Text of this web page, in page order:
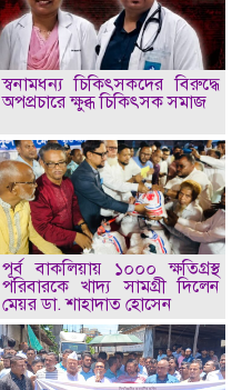
স্বনামধন্য চিকিৎসকদের বিরুদ্ধে
অপপ্রচারে ক্ষুব্ধ চিকিৎসক সমাজ
পূর্ব বাকলিয়ায় ১০০০ ক্ষতিগ্রস্থ
পরিবারকে খাদ্য সামগ্রী দিলেন
মেয়র ডা. শাহাদাত হোসেন